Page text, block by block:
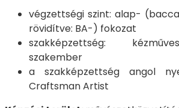
végzettségi szint: alap-
rövidítve: BA-) fokozat
szakképzettség:
szakember
a szakképzettség angol
Craftsman Artist